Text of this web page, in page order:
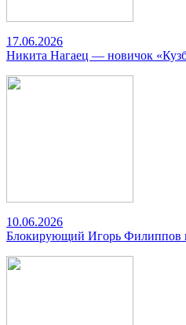
17.06.2026
Никита Нагаец — новичок
10.06.2026
Блокирующий Игорь Филиппов